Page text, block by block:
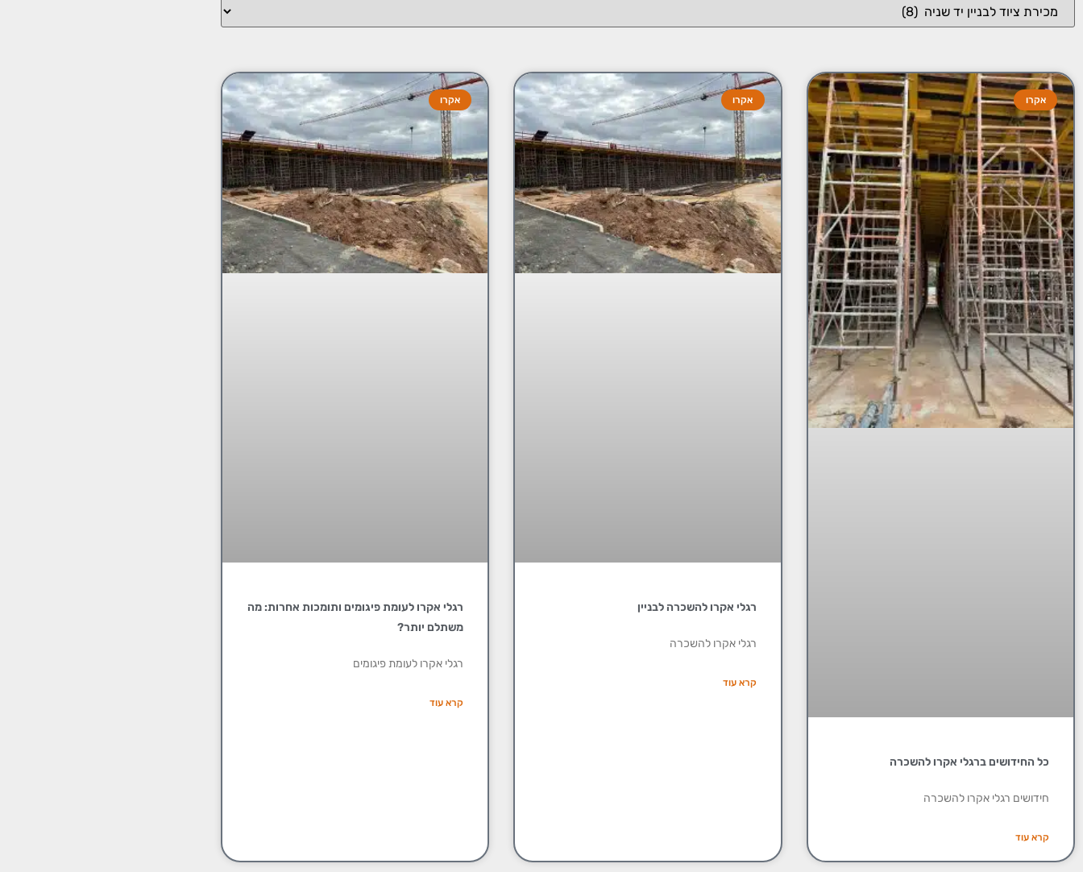
אקרו
כל החידושים ברגלי אקרו להשכרה
חידושים רגלי אקרו להשכרה
קרא עוד
אקרו
רגלי אקרו להשכרה לבניין
רגלי אקרו להשכרה
קרא עוד
אקרו
רגלי אקרו לעומת פיגומים ותומכות אחרות: מה
משתלם יותר?
רגלי אקרו לעומת פיגומים
קרא עוד